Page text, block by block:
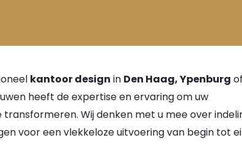
kantoor design in Den Haag, Ypenburg of
heeft de expertise en ervaring om uw
Wij denken met u mee over
voor een vlekkeloze uitvoering van begin tot